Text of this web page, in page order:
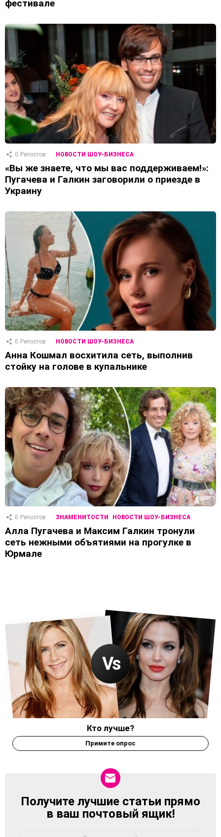
фестивале
0 Репостов НОВОСТИ ШОУ-БИЗНЕСА
«Вы же знаете, что мы вас поддерживаем!»:
Пугачева и Галкин заговорили о приезде в
Украину
0 Репостов НОВОСТИ ШОУ-БИЗНЕСА
Анна Кошмал восхитила сеть, выполнив
стойку на голове в купальнике
0 Репостов ЗНАМЕНИТОСТИ НОВОСТИ ШОУ-БИЗНЕСА
Алла Пугачева и Максим Галкин тронули
сеть нежными объятиями на прогулке в
Юрмале
Кто лучше?
Примите опрос
NEWSLETTER
Получите лучшие статьи прямо
в ваш почтовый ящик!